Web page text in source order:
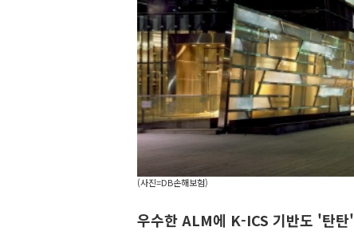
(사진=DB손해보험)
우수한 ALM에 K-ICS 기반도 '탄탄'